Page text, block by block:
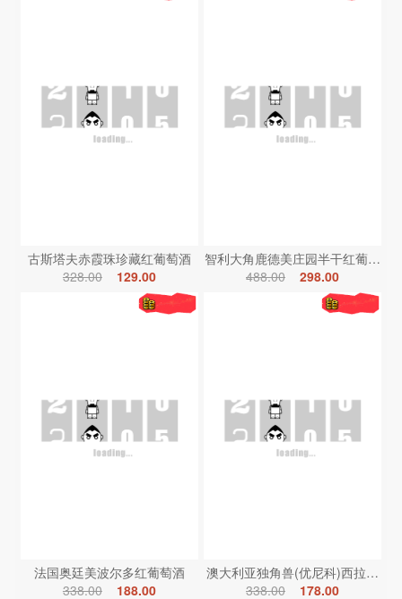
古斯塔夫赤霞珠珍藏红葡萄酒
328.00
129.00
智利大角鹿德美庄园半干红葡萄酒
488.00
298.00
法国奥廷美波尔多红葡萄酒
338.00
188.00
澳大利亚独角兽(优尼科)西拉红葡
338.00
178.00